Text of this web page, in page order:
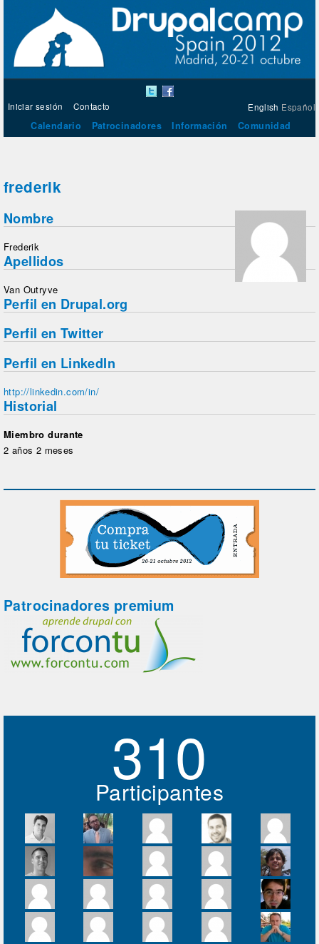
English Español
Iniciar sesión Contacto
Calendario Patrocinadores Información Comunidad
frederik
Nombre
Frederik
Apellidos
Van Outryve
Perfil en Drupal.org
Perfil en Twitter
Perfil en LinkedIn
http://linkedin.com/in/
Historial
Miembro durante
2 años 2 meses
Patrocinadores premium
310
Participantes